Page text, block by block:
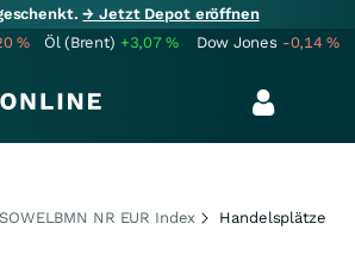
→ Jetzt Depot eröffnen
% Öl (Brent) +3,07% Dow Jones -0,14%
SOWELBMN NR EUR Index Handelsplätze